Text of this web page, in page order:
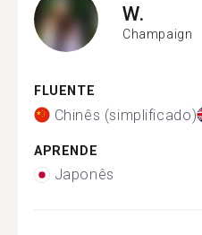
W.
Champaign
FLUENTE
Chinês (simplificado)
APRENDE
Japonês